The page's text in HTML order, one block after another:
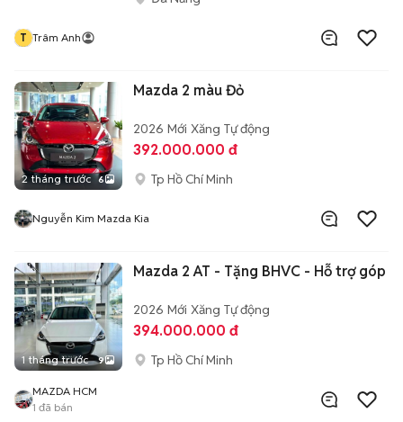
T Trâm Anh
2 tháng trước 6
Mazda 2 màu Đỏ
2026 Mới Xăng Tự động
392.000.000 đ
Tp Hồ Chí Minh
Nguyễn Kim Mazda Kia
1 tháng trước 9
Mazda 2 AT - Tặng BHVC - Hỗ trợ góp
2026 Mới Xăng Tự động
394.000.000 đ
Tp Hồ Chí Minh
MAZDA HCM
1 đã bán